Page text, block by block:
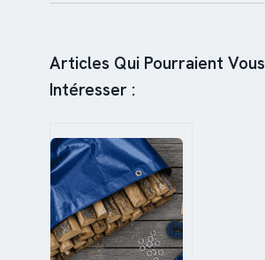
Articles Qui Pourraient Vous
Intéresser :